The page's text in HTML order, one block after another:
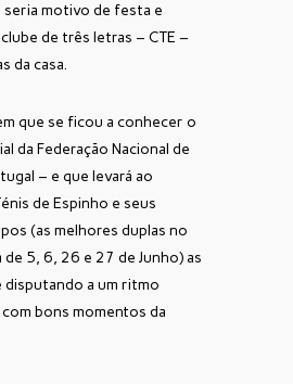
motivo de festa e
de três letras – CTE –
da casa.
que se ficou a conhecer o
da Federação Nacional de
– e que levará ao
de Espinho e seus
(as melhores duplas no
5, 6, 26 e 27 de Junho) as
a um ritmo
bons momentos da